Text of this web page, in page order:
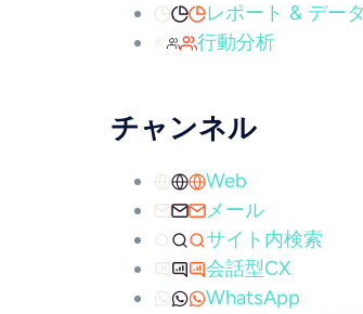
レポート & データ
行動分析
チャンネル
Web
メール
サイト内検索
会話型CX
WhatsApp